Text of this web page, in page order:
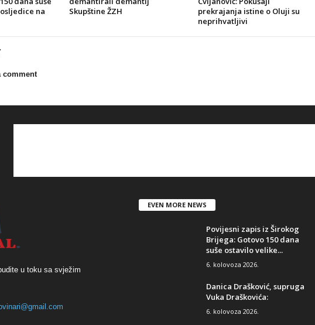
na
Skupštine ŽZH
prekrajanja istine o Oluji su
neprihvatljivi
comment
u toku sa svježim
EVEN MORE NEWS
Povijesni zapis iz Širokog
Brijega: Gotovo 150 dana
suše ostavilo velike...
6. kolovoza 2026.
Danica Drašković, supruga
Vuka Draškovića:
6. kolovoza 2026.